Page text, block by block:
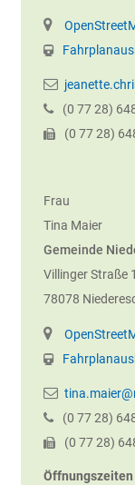
(0 7728)
(0 7728)
Frau
Tina Maier
Gemeinde
Villinger Straße
78078
(0 7728)
(0 7728)
Öffnungszeiten